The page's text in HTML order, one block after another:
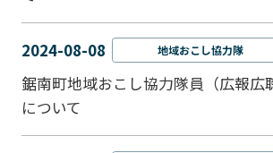
2024-08-08 地域おこし協力隊
鋸南町地域おこし協力隊員（広報広
について